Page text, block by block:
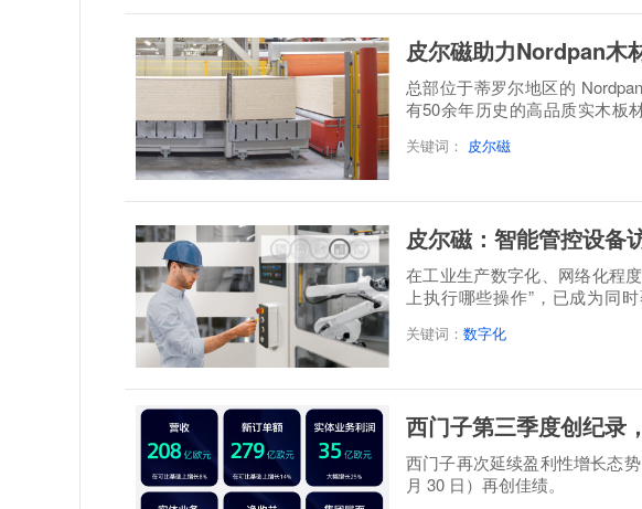
皮尔磁助力Nordpan木
总部位于蒂罗尔地区的
有50余年历史的高品质实木板
关键词： 皮尔磁
皮尔磁：智能管控设备
在工业生产数字化、网络化程
上执行哪些操作”，已成为同
关键词： 数字化
西门子第三季度创纪录
西门子再次延续盈利性增长态
月 30 日）再创佳绩。